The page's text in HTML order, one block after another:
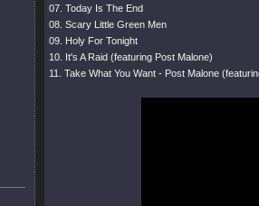
07. Today Is The End
08. Scary Little Green Men
09. Holy For Tonight
10. It's A Raid (featuring Post Malone)
11. Take What You Want - Post Malone